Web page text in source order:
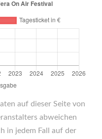
auf dieser Seite von
abweichen
in jedem Fall auf der